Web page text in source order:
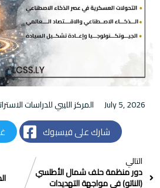
المركز الليبي للدراسات July 5, 2026
شارك على فيسبوك
التالي
دور منظمة حلف شمال الأطلسي
(الناتو) في مواجهة التهديدات